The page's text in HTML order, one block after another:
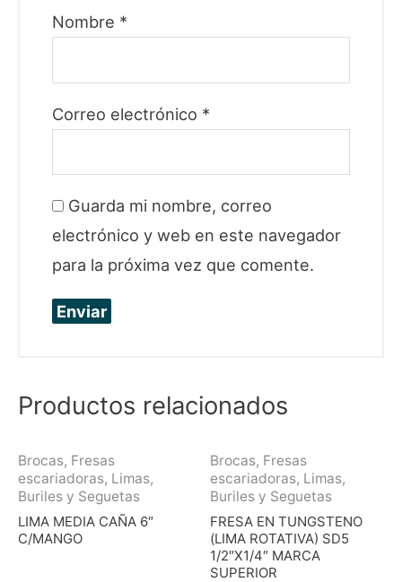
Nombre *
Correo electrónico *
Guarda mi nombre, correo
electrónico y web en este navegador
para la próxima vez que comente.
Productos relacionados
Brocas, Fresas
escariadoras, Limas,
Buriles y Seguetas
LIMA MEDIA CAÑA 6″
C/MANGO
Brocas, Fresas
escariadoras, Limas,
Buriles y Seguetas
FRESA EN TUNGSTENO
(LIMA ROTATIVA) SD5
1/2″X1/4″ MARCA
SUPERIOR